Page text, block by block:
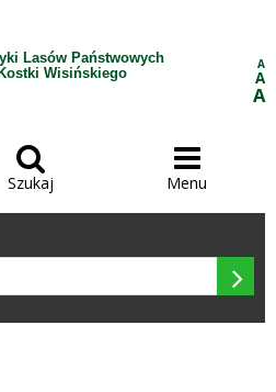
Lasów Państwowych
Wisińskiego
A
A
A

Szukaj

Menu
